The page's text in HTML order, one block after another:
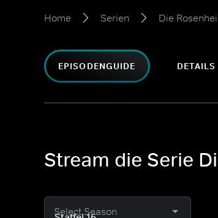
Home Serien Die
EPISODENGUIDE DETAILS
Stream die Serie
Select Season